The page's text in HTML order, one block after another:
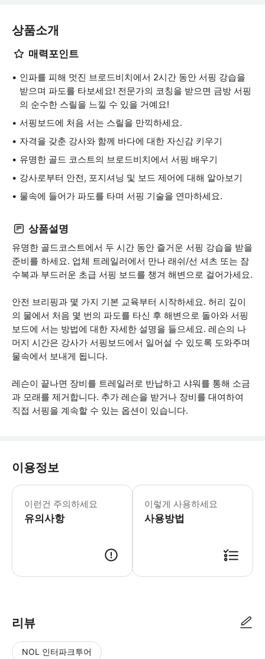
상품소개
매력포인트
인파를 피해 멋진 브로드비치에서 2시간 동안 서핑 강습을
받으며 파도를 타보세요! 전문가의 코칭을 받으면 금방 서핑
의 순수한 스릴을 느낄 수 있을 거예요!
서핑보드에 처음 서는 스릴을 만끽하세요.
자격을 갖춘 강사와 함께 바다에 대한 자신감 키우기
유명한 골드 코스트의 브로드비치에서 서핑 배우기
강사로부터 안전, 포지셔닝 및 보드 제어에 대해 알아보기
물속에 들어가 파도를 타며 서핑 기술을 연마하세요.
상품설명
유명한 골드코스트에서 두 시간 동안 즐거운 서핑 강습을 받을
준비를 하세요. 업체 트레일러에서 만나 래쉬/선 셔츠 또는 잠
수복과 부드러운 초급 서핑 보드를 챙겨 해변으로 걸어가세요.
안전 브리핑과 몇 가지 기본 교육부터 시작하세요. 허리 깊이
의 물에서 처음 몇 번의 파도를 타신 후 해변으로 돌아와 서핑
보드에 서는 방법에 대한 자세한 설명을 들으세요. 레슨의 나
머지 시간은 강사가 서핑보드에서 일어설 수 있도록 도와주며
물속에서 보내게 됩니다.
레슨이 끝나면 장비를 트레일러로 반납하고 샤워를 통해 소금
과 모래를 제거합니다. 추가 레슨을 받거나 장비를 대여하여
직접 서핑을 계속할 수 있는 옵션이 있습니다.
이용정보
이런건 주의하세요
유의사항
9세 미만 어린이는 레슨에 참여하지
이렇게 사용하세요
사용방법
리뷰
NOL 인터파크투어